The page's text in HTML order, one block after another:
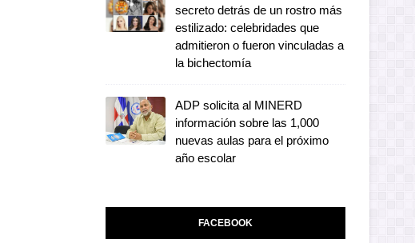
secreto detrás de un rostro más
estilizado: celebridades que
admitieron o fueron vinculadas a
la bichectomía
ADP solicita al MINERD
información sobre las 1,000
nuevas aulas para el próximo
año escolar
FACEBOOK